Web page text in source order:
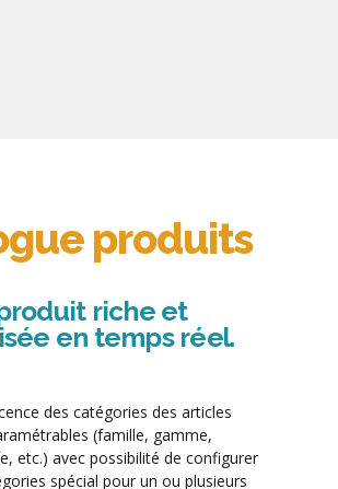
produits
riche et
en temps réel.
des catégories des articles
(famille, gamme,
etc.) avec possibilité de configurer
spécial pour un ou plusieurs